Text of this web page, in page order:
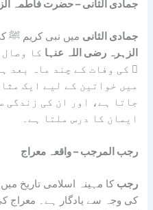
جمادی الثانی – حضرت فاطمہ
جمادی الثانی میں نبی کریم ﷺ
الزہرہ رضی اللہ عنہا کا
ﷺ کی وفات کے چند ماہ بعد
میں خواتین کے لیے ایک
جاتا ہے، اور ان کی زندگی
ایمان کا درس ملتا ہے۔
رجب المرجب – واقعہ معراج
رجب کا مہینہ اسلامی تاریخ
کی وجہ سے یادگار ہے۔ معراج